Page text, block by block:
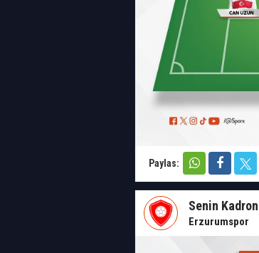
Paylas:
Senin Kadron
Erzurumspor